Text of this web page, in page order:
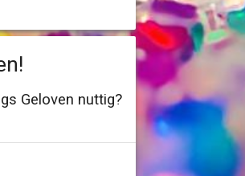
Geloven nuttig?